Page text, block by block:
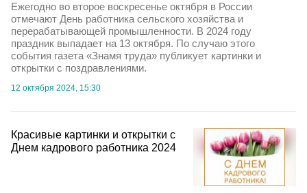
Ежегодно во второе воскресенье октября в России
отмечают День работника сельского хозяйства и
перерабатывающей промышленности. В 2024 году
праздник выпадает на 13 октября. По случаю этого
события газета «Знамя труда» публикует картинки и
открытки с поздравлениями.
12 октября 2024, 15:30
Красивые картинки и открытки с
Днем кадрового работника 2024